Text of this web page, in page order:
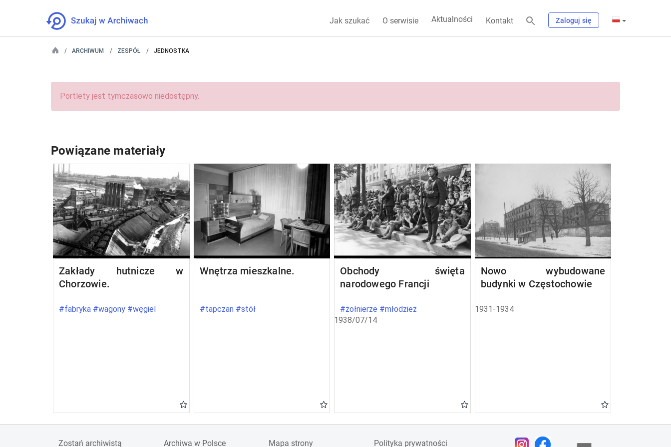
Jak szukać O serwisie Aktualności Kontakt Zaloguj się
ARCHIWUM ZESPÓŁ JEDNOSTKA
Portlety jest tymczasowo niedostępny.
Powiązane materiały
Zakłady hutnicze w
Chorzowie.
#fabryka #wagony #węgiel
Wnętrza mieszkalne.
#tapczan #stół
Obchody święta
narodowego Francji
#żołnierze #młodzież
1938/07/14
Nowo wybudowane
budynki w Częstochowie
1931-1934
Zostań archiwistą Archiwa w Polsce Mapa strony Polityka prywatności